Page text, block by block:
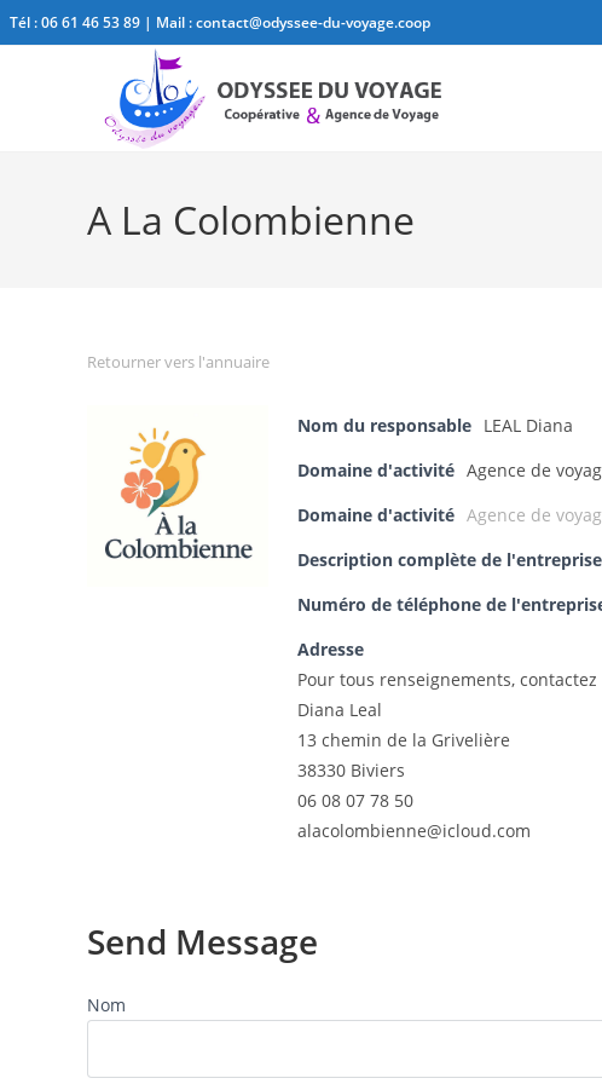
Tél :06 61 46 53 89 | Mail :contact@odyssee-du-voyage.coop
A La Colombienne
Retourner vers l'annuaire
Nom du responsable LEAL Diana
Domaine d'activité Agence de
Domaine d'activité Agence de
Description complète de l'entreprise
Numéro de téléphone de
Adresse
Pour tous renseignements, contactez
Diana Leal
13 chemin de la Grivelière
38330 Biviers
06 08 07 78 50
alacolombienne@icloud.com
Send Message
Nom